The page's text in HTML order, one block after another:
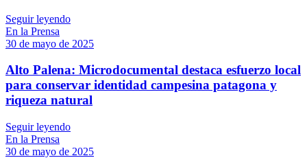
Seguir leyendo
En la Prensa
30 de mayo de 2025
Alto Palena: Microdocumental destaca esfuerzo local
para conservar identidad campesina patagona y
riqueza natural
Seguir leyendo
En la Prensa
30 de mayo de 2025